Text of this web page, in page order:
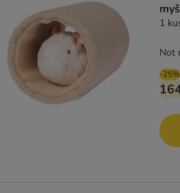
1
-25%
Not